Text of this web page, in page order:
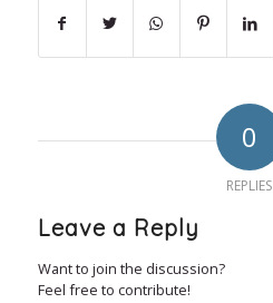
0
REPLIES
Leave a Reply
Want to join the discussion?
Feel free to contribute!